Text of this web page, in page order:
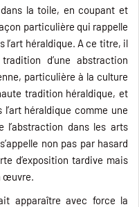
la toile, en coupant et
particulière qui rappelle
l’art héraldique. A ce titre, il
d’une abstraction
particulière à la culture
tradition héraldique, et
héraldique comme une
l’abstraction dans les arts
non pas par hasard
d’exposition tardive mais
œuvre.
apparaître avec force la